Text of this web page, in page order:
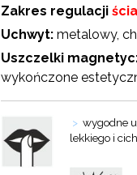
Zakres regulacji
Uchwyt: metalowy,
Uszczelki
wykończone
> wygodne
lekkiego i